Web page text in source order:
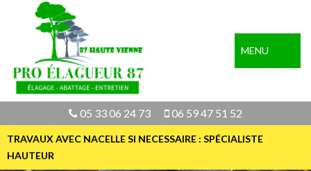
MENU
05 33 06 24 73 06 59 47 51 52
TRAVAUX AVEC NACELLE SI NECESSAIRE : SPÉCIALISTE
HAUTEUR